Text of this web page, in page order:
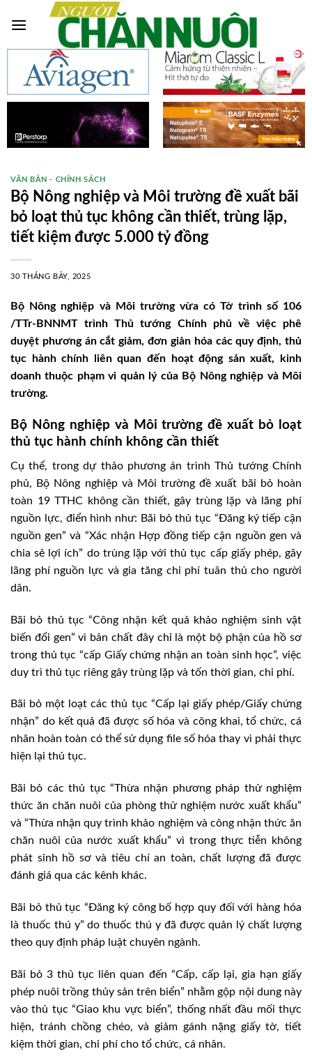
VĂN BẢN - CHÍNH SÁCH
Bộ Nông nghiệp và Môi trường đề xuất bãi
bỏ loạt thủ tục không cần thiết, trùng lặp,
tiết kiệm được 5.000 tỷ đồng
30 THÁNG BẢY, 2025
Bộ Nông nghiệp và Môi trường vừa có Tờ trình số 106
/TTr-BNNMT trình Thủ tướng Chính phủ về việc phê
duyệt phương án cắt giảm, đơn giản hóa các quy định, thủ
tục hành chính liên quan đến hoạt động sản xuất, kinh
doanh thuộc phạm vi quản lý của Bộ Nông nghiệp và Môi
trường.
Bộ Nông nghiệp và Môi trường đề xuất bỏ loạt
thủ tục hành chính không cần thiết
Cụ thể, trong dự thảo phương án trình Thủ tướng Chính
phủ, Bộ Nông nghiệp và Môi trường đề xuất bãi bỏ hoàn
toàn 19 TTHC không cần thiết, gây trùng lặp và lãng phí
nguồn lực, điển hình như: Bãi bỏ thủ tục “Đăng ký tiếp cận
nguồn gen” và “Xác nhận Hợp đồng tiếp cận nguồn gen và
chia sẻ lợi ích” do trùng lặp với thủ tục cấp giấy phép, gây
lãng phí nguồn lực và gia tăng chi phí tuân thủ cho người
dân.
Bãi bỏ thủ tục “Công nhận kết quả khảo nghiệm sinh vật
biến đổi gen” vì bản chất đây chỉ là một bộ phận của hồ sơ
trong thủ tục “cấp Giấy chứng nhận an toàn sinh học”, việc
duy trì thủ tục riêng gây trùng lặp và tốn thời gian, chi phí.
Bãi bỏ một loạt các thủ tục “Cấp lại giấy phép/Giấy chứng
nhận” do kết quả đã được số hóa và công khai, tổ chức, cá
nhân hoàn toàn có thể sử dụng file số hóa thay vì phải thực
hiện lại thủ tục.
Bãi bỏ các thủ tục “Thừa nhận phương pháp thử nghiệm
thức ăn chăn nuôi của phòng thử nghiệm nước xuất khẩu”
và “Thừa nhận quy trình khảo nghiệm và công nhận thức ăn
chăn nuôi của nước xuất khẩu” vì trong thực tiễn không
phát sinh hồ sơ và tiêu chí an toàn, chất lượng đã được
đánh giá qua các kênh khác.
Bãi bỏ thủ tục “Đăng ký công bố hợp quy đối với hàng hóa
là thuốc thú y” do thuốc thú y đã được quản lý chất lượng
theo quy định pháp luật chuyên ngành.
Bãi bỏ 3 thủ tục liên quan đến “Cấp, cấp lại, gia hạn giấy
phép nuôi trồng thủy sản trên biển” nhằm gộp nội dung này
vào thủ tục “Giao khu vực biển”, thống nhất đầu mối thực
hiện, tránh chồng chéo, và giảm gánh nặng giấy tờ, tiết
kiệm thời gian, chi phí cho tổ chức, cá nhân.